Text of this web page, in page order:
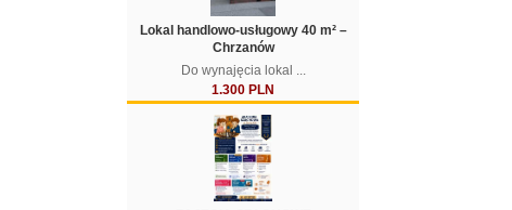
Lokal handlowo-usługowy 40 m² –
Chrzanów
Do wynajęcia lokal ...
1.300 PLN